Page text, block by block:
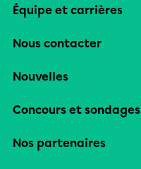
Équipe et carrières
Nous contacter
Nouvelles
Concours et sondages
Nos partenaires